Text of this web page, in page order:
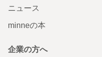
ニュース
minneの本
企業の方へ